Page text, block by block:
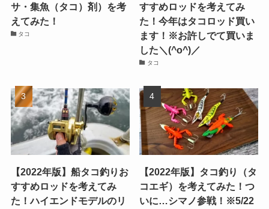
サ・集魚（タコ）剤）を考
えてみた！
タコ
すすめロッドを考えてみ
た！今年はタコロッド買い
ます！※お許しでて買いま
した＼(^o^)／
タコ
【2022年版】船タコ釣りお
すすめロッドを考えてみ
た！ハイエンドモデルのリ
【2022年版】タコ釣り（タ
コエギ）を考えてみた！つ
いに…シマノ参戦！※5/22